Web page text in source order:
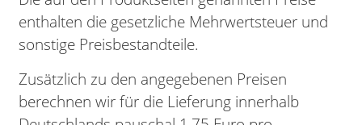
enthalten die gesetzliche Mehrwertsteuer und
sonstige Preisbestandteile.
Zusätzlich zu den angegebenen Preisen
berechnen wir für die Lieferung innerhalb